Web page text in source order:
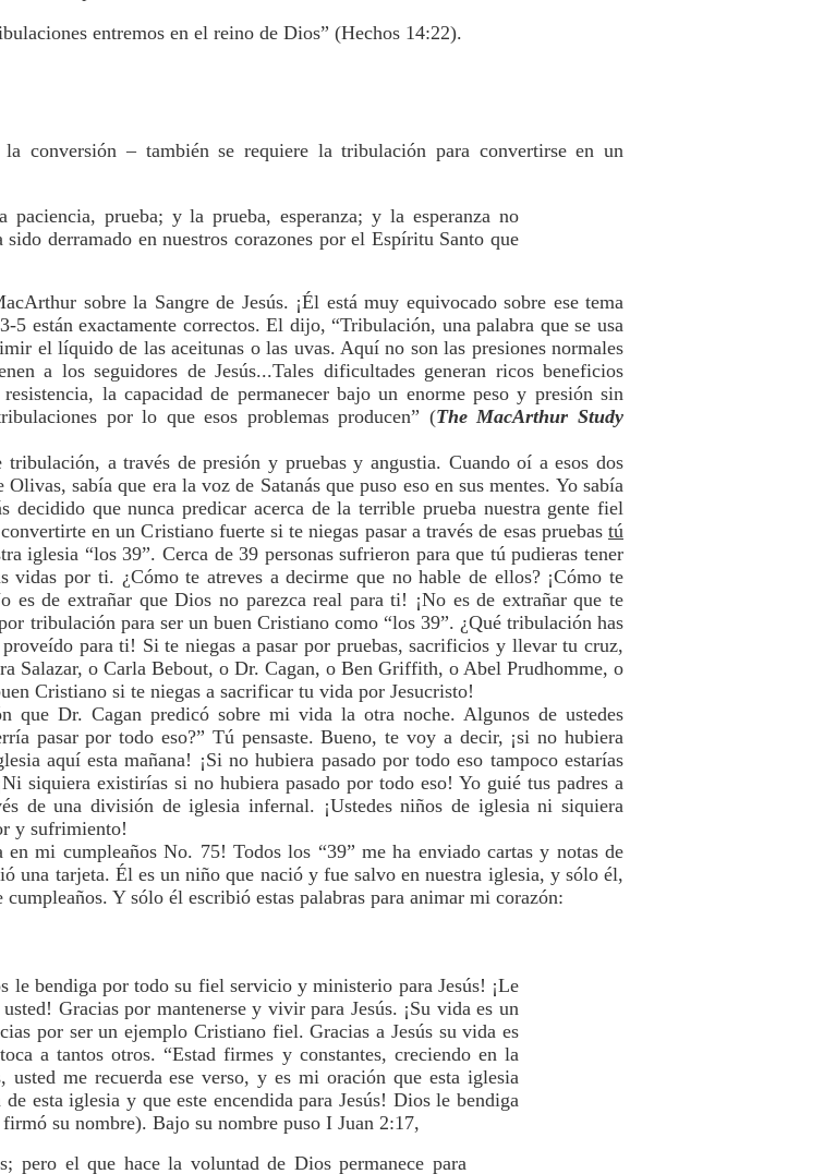
entremos en el reino de Dios” (Hechos 14:22).
conversión – también se requiere la tribulación para convertirse en un
prueba; y la prueba, esperanza; y la esperanza no
derramado en nuestros corazones por el Espíritu Santo que
sobre la Sangre de Jesús. ¡Él está muy equivocado sobre ese tema
5 están exactamente correctos. El dijo, “Tribulación, una palabra que se usa
el líquido de las aceitunas o las uvas. Aquí no son las presiones normales
a los seguidores de Jesús...Tales dificultades generan ricos beneficios
la capacidad de permanecer bajo un enorme peso y presión sin
por lo que esos problemas producen” (The MacArthur Study
a través de presión y pruebas y angustia. Cuando oí a esos dos
sabía que era la voz de Satanás que puso eso en sus mentes. Yo sabía
decidido que nunca predicar acerca de la terrible prueba nuestra gente fiel
en un Cristiano fuerte si te niegas pasar a través de esas pruebas tú
iglesia “los 39”. Cerca de 39 personas sufrieron para que tú pudieras tener
por ti. ¿Cómo te atreves a decirme que no hable de ellos? ¡Cómo te
es de extrañar que Dios no parezca real para ti! ¡No es de extrañar que te
tribulación para ser un buen Cristiano como “los 39”. ¿Qué tribulación has
para ti! Si te niegas a pasar por pruebas, sacrificios y llevar tu cruz,
Salazar, o Carla Bebout, o Dr. Cagan, o Ben Griffith, o Abel Prudhomme, o
Cristiano si te niegas a sacrificar tu vida por Jesucristo!
que Dr. Cagan predicó sobre mi vida la otra noche. Algunos de ustedes
pasar por todo eso?” Tú pensaste. Bueno, te voy a decir, ¡si no hubiera
aquí esta mañana! ¡Si no hubiera pasado por todo eso tampoco estarías
siquiera existirías si no hubiera pasado por todo eso! Yo guié tus padres a
de una división de iglesia infernal. ¡Ustedes niños de iglesia ni siquiera
y sufrimiento!
mi cumpleaños No. 75! Todos los “39” me ha enviado cartas y notas de
una tarjeta. Él es un niño que nació y fue salvo en nuestra iglesia, y sólo él,
Y sólo él escribió estas palabras para animar mi corazón:
bendiga por todo su fiel servicio y ministerio para Jesús! ¡Le
Gracias por mantenerse y vivir para Jesús. ¡Su vida es un
por ser un ejemplo Cristiano fiel. Gracias a Jesús su vida es
a tantos otros. “Estad firmes y constantes, creciendo en la
usted me recuerda ese verso, y es mi oración que esta iglesia
esta iglesia y que este encendida para Jesús! Dios le bendiga
su nombre). Bajo su nombre puso I Juan 2:17,
pero el que hace la voluntad de Dios permanece para